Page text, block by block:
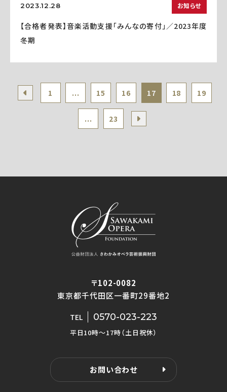
2023.12.28 お知らせ
【合格者発表】音楽活動支援「みんなの寄付」／2023年度
冬期
1 ... 15 16 17 18 19
... 23
〒102-0082
東京都千代田区一番町29番地2
TEL 0570-023-223
平日10時〜17時（土日祝休）
お問い合わせ